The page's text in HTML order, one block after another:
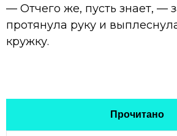
— Отчего же, пусть знает, —
протянула руку и
кружку.
Прочитано